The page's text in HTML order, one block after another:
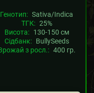
Генотип: Sativa/Indica
ТГК: 25%
Висота: 130-150 см
Сідбанк: BullySeeds
з росл.: 400 гр.